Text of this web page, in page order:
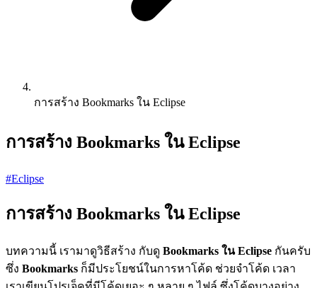
การสร้าง Bookmarks ใน Eclipse
การสร้าง Bookmarks ใน Eclipse
#Eclipse
การสร้าง Bookmarks ใน Eclipse
บทความนี้ เรามาดูวิธีสร้าง กับดู Bookmarks ใน Eclipse กันครับ
ซึ่ง Bookmarks ก็มีประโยชน์ในการหาโค้ด ช่วยจำโค้ด เวลา